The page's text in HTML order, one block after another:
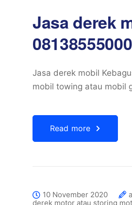
Jasa derek
Jasa derek mobil
mobil towing atau mobil
Read more
10 November 2020
derek motor atau storing